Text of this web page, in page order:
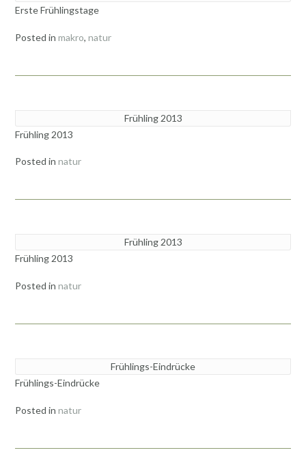
Erste Frühlingstage
Posted in makro, natur
Frühling 2013
Frühling 2013
Posted in natur
Frühling 2013
Frühling 2013
Posted in natur
Frühlings-Eindrücke
Frühlings-Eindrücke
Posted in natur